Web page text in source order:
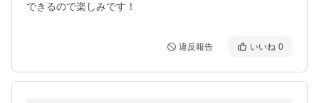
できるので楽しみです！
違反報告 いいね 0